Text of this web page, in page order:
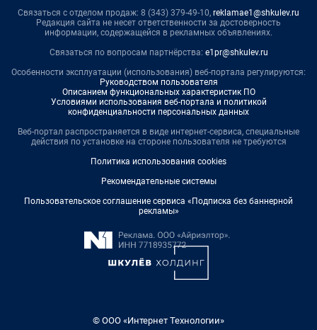
Связаться с отделом продаж: 8 (343) 379-49-10, reklamae1@shkulev.ru
Редакция сайта не несет ответственности за достоверность
информации, содержащейся в рекламных объявлениях.
Связаться по вопросам партнёрства: e1pr@shkulev.ru
Особенности эксплуатации (использования) веб-портала регулируются:
Руководством пользователя
Описанием функциональных характеристик ПО
Условиями использования веб-портала и политикой
конфиденциальности персональных данных
Веб-портал распространяется в виде интернет-сервиса, специальные
действия по установке на стороне пользователя не требуются
Политика использования cookies
Рекомендательные системы
Пользовательское соглашение сервиса «Подписка без баннерной
рекламы»
© ООО «Интернет Технологии»